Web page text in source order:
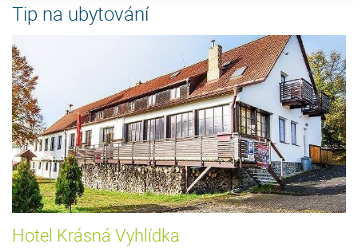
Tip na ubytování
Hotel Krásná Vyhlídka